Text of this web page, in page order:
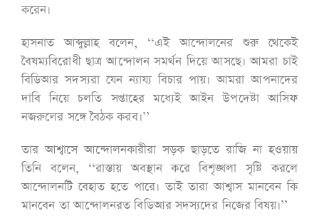
করেন।
হাসনাত আব্দুল্লাহ বলেন, ‘‘এই আন্দোলনের শুরু থেকেই
বৈষম্যবিরোধী ছাত্র আন্দোলন সমর্থন দিয়ে আসছে। আমরা চাই
বিডিআর সদস্যরা যেন ন্যায্য বিচার পায়। আমরা আপনাদের
দাবি নিয়ে চলতি সপ্তাহের মধ্যেই আইন উপদেষ্টা আসিফ
নজরুলের সঙ্গে বৈঠক করব।’’
তার আশ্বাসে আন্দোলনকারীরা সড়ক ছাড়তে রাজি না হওয়ায়
তিনি বলেন, ‘‘রাস্তায় অবস্থান করে বিশৃঙ্খলা সৃষ্টি করলে
আন্দোলনটি বেহাত হতে পারে। তাই তারা আশ্বাস মানবেন কি
মানবেন তা আন্দোলনরত বিডিআর সদস্যদের নিজের বিষয়।’’